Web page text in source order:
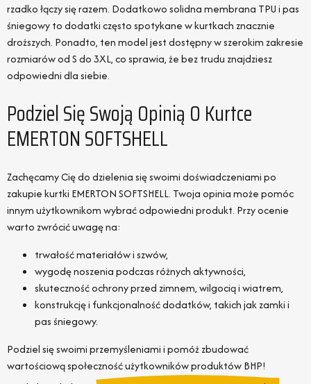
rzadko łączy się razem. Dodatkowo solidna membrana TPU i pas
śniegowy to dodatki często spotykane w kurtkach znacznie
droższych. Ponadto, ten model jest dostępny w szerokim zakresie
rozmiarów od S do 3XL, co sprawia, że bez trudu znajdziesz
odpowiedni dla siebie.
Podziel Się Swoją Opinią O Kurtce
EMERTON SOFTSHELL
Zachęcamy Cię do dzielenia się swoimi doświadczeniami po
zakupie kurtki EMERTON SOFTSHELL. Twoja opinia może pomóc
innym użytkownikom wybrać odpowiedni produkt. Przy ocenie
warto zwrócić uwagę na:
trwałość materiałów i szwów,
wygodę noszenia podczas różnych aktywności,
skuteczność ochrony przed zimnem, wilgocią i wiatrem,
konstrukcję i funkcjonalność dodatków, takich jak zamki i
pas śniegowy.
Podziel się swoimi przemyśleniami i pomóż zbudować
wartościową społeczność użytkowników produktów BHP!